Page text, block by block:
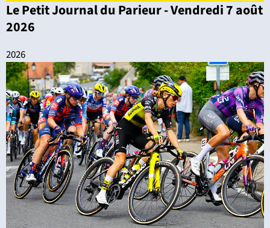
Le Petit Journal du Parieur - Vendredi 7 août
2026
2026